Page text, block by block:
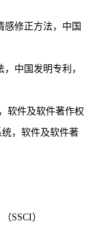
感修正方法，中国
中国发明专利 ，
软件及软件著作权
，软件及软件著
（SSCI）